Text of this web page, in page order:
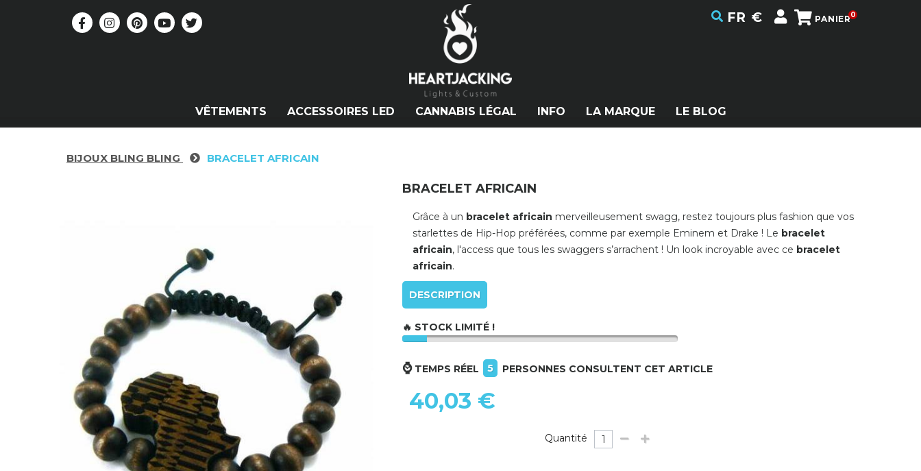
PANIER0
€
FR
VÊTEMENTS ACCESSOIRES LED CANNABIS LÉGAL INFO LA MARQUE LE BLOG
BIJOUX BLING BLING BRACELET AFRICAIN
BRACELET AFRICAIN
Grâce à un bracelet africain merveilleusement swagg, restez toujours plus fashion que vos
starlettes de Hip-Hop préférées, comme par exemple Eminem et Drake ! Le bracelet
africain, l'access que tous les swaggers s’arrachent ! Un look incroyable avec ce bracelet
africain.
DESCRIPTION
🔥 STOCK LIMITÉ !
⌚TEMPS RÉEL 5 PERSONNES CONSULTENT CET ARTICLE
40,03 €
Quantité